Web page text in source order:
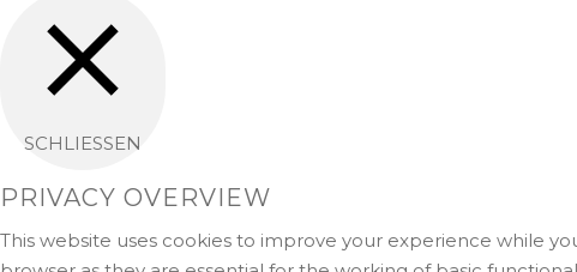
SCHLIESSEN
PRIVACY OVERVIEW
This website uses cookies to improve your experience while